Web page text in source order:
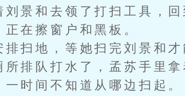
和去领了打扫工具，回
在擦窗户和黑板。
地，等她扫完刘景和才
队打水了，孟苏手里拿
时间不知道从哪边扫起。